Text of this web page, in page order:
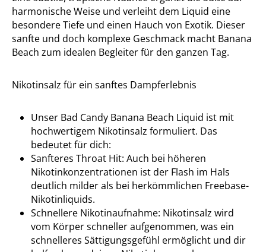
harmonische Weise und verleiht dem Liquid eine
besondere Tiefe und einen Hauch von Exotik. Dieser
sanfte und doch komplexe Geschmack macht Banana
Beach zum idealen Begleiter für den ganzen Tag.
Nikotinsalz für ein sanftes Dampferlebnis
Unser Bad Candy Banana Beach Liquid ist mit
hochwertigem Nikotinsalz formuliert. Das
bedeutet für dich:
Sanfteres Throat Hit: Auch bei höheren
Nikotinkonzentrationen ist der Flash im Hals
deutlich milder als bei herkömmlichen Freebase-
Nikotinliquids.
Schnellere Nikotinaufnahme: Nikotinsalz wird
vom Körper schneller aufgenommen, was ein
schnelleres Sättigungsgefühl ermöglicht und dir